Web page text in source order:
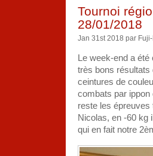
Tournoi
28/01/2018
Jan 31st 2018 par
Le week-end a
très bons résultats
ceintures de
combats par ippon
reste les
Nicolas, en -60 kg
qui en fait notre